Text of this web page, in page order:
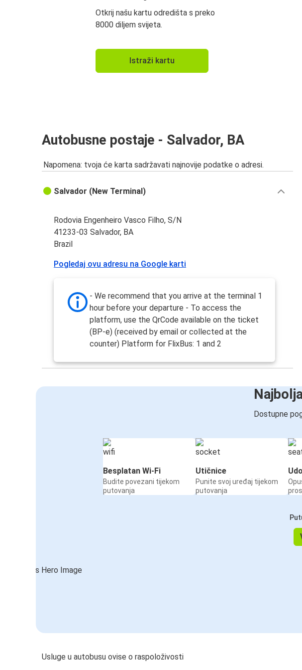
Otkrij našu kartu odredišta s preko
8000 diljem svijeta.
Istraži kartu
Autobusne postaje - Salvador, BA
Napomena: tvoja će karta sadržavati najnovije podatke o adresi.
Salvador (New Terminal)
Rodovia Engenheiro Vasco Filho, S/N
41233-03 Salvador, BA
Brazil
Pogledaj ovu adresu na Google karti
- We recommend that you arrive at the terminal 1
hour before your departure - To access the
platform, use the QrCode available on the ticket
(BP-e) (received by email or collected at the
counter) Platform for FlixBus: 1 and 2
Dostupne
Besplatan Wi-Fi
Budite povezani tijekom
putovanja
Utičnice
Punite svoj uređaj tijekom
putovanja
Usluge u autobusu ovise o raspoloživosti